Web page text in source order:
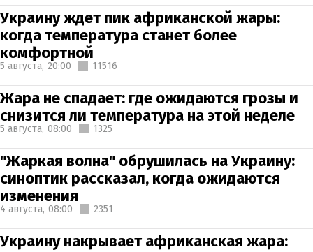
Украину ждет пик африканской жары:
когда температура станет более
комфортной
5 августа, 20:00 11516
Жара не спадает: где ожидаются грозы и
снизится ли температура на этой неделе
5 августа, 08:00 1325
"Жаркая волна" обрушилась на Украину:
синоптик рассказал, когда ожидаются
изменения
4 августа, 08:00 2351
Украину накрывает африканская жара: